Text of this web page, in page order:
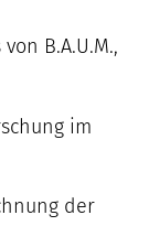
B.A.U.M.,
im
der